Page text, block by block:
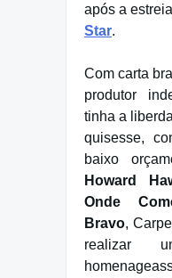
após a
Star.
Com carta
produtor
tinha a
quisesse,
baixo
Howard
Onde
Bravo,
realizar